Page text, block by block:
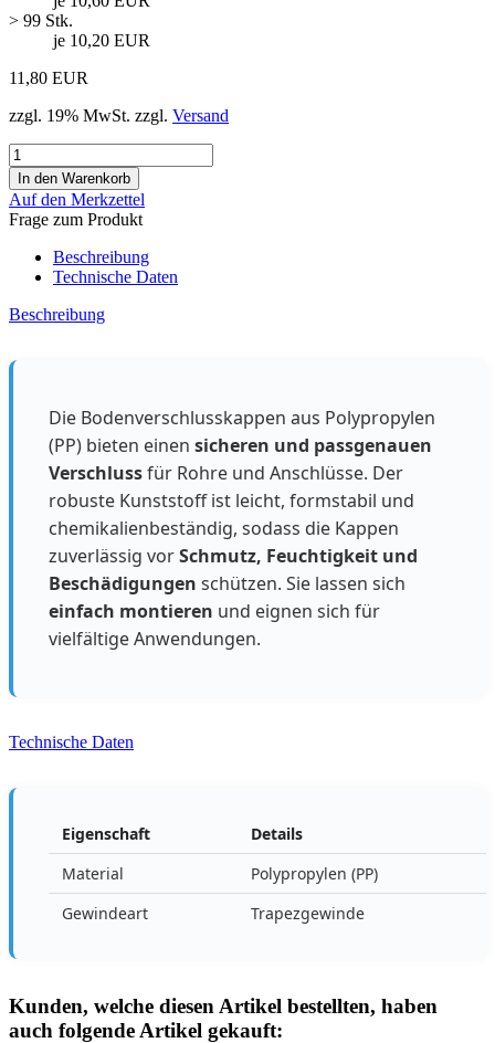
> 99 Stk.
je 10,20 EUR
11,80 EUR
zzgl. 19% MwSt. zzgl. Versand
Auf den Merkzettel
Frage zum Produkt
Beschreibung
Technische Daten
Beschreibung
Die Bodenverschlusskappen aus Polypropylen
(PP) bieten einen sicheren und passgenauen
Verschlussfür Rohre und Anschlüsse. Der
robuste Kunststoff ist leicht, formstabil und
chemikalienbeständig, sodass die Kappen
zuverlässig vorSchmutz, Feuchtigkeit und
Beschädigungen schützen. Sie lassen sich
einfach montieren und eignen sich für
vielfältige Anwendungen.
Technische Daten
Eigenschaft
Details
Material
Polypropylen (PP)
Gewindeart
Trapezgewinde
Kunden, welche diesen Artikel bestellten, haben
auch folgende Artikel gekauft: